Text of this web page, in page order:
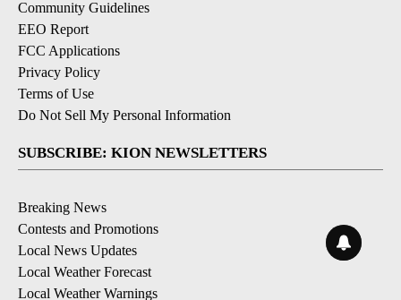
Community Guidelines
EEO Report
FCC Applications
Privacy Policy
Terms of Use
Do Not Sell My Personal Information
SUBSCRIBE: KION NEWSLETTERS
Breaking News
Contests and Promotions
Local News Updates
Local Weather Forecast
Local Weather Warnings